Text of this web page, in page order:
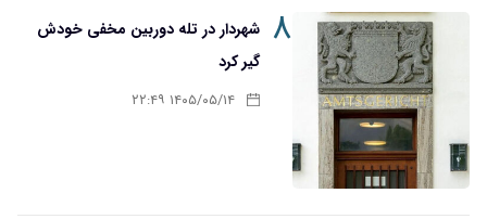
۸
شهردار در تله دوربین مخفی خودش
گیر کرد
۱۴۰۵/۰۵/۱۴ ۲۲:۴۹